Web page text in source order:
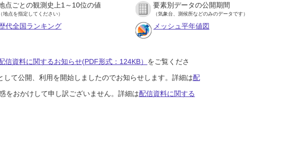
点ごとの観測史上1～10位の値
（地点を指定してください）
要素別データの公開期間
（気象台、測候所などのみのデータです）
代全国ランキング メッシュ平年値図
信資料に関するお知らせ(PDF形式：124KB） をご覧くださ
て公開、利用を開始しましたのでお知らせします。詳細は配
をおかけして申し訳ございません。詳細は配信資料に関する